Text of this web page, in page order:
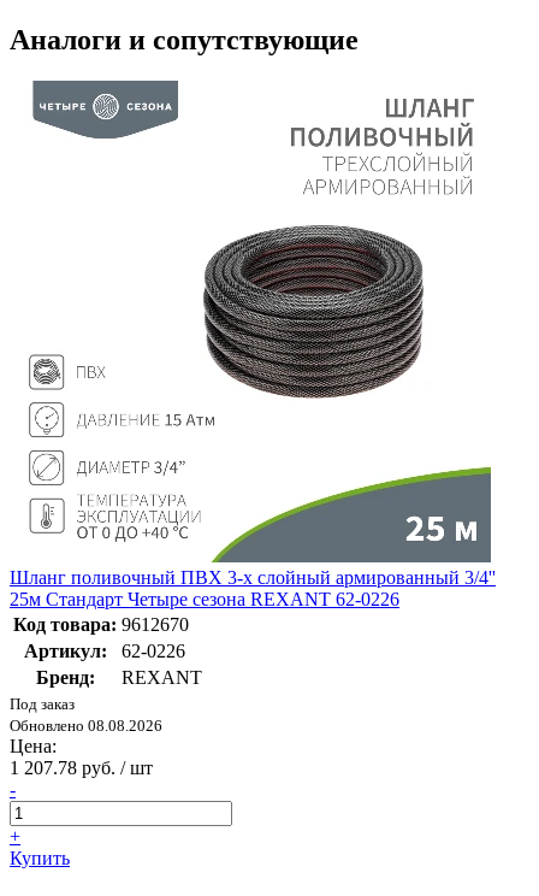
Аналоги и сопутствующие
Шланг поливочный ПВХ 3-х слойный армированный 3/4''
25м Стандарт Четыре сезона REXANT 62-0226
Код товара: 9612670
Артикул:
62-0226
Бренд:
REXANT
Под заказ
Обновлено 08.08.2026
Цена:
1 207.78 руб. / шт
-
+
Купить